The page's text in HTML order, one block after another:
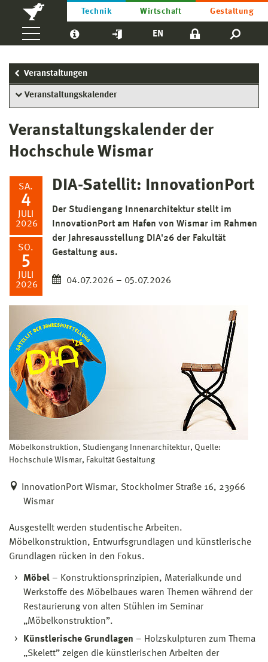
Technik Wirtschaft Gestaltung
EN
Veranstaltungen
Veranstaltungskalender
Veranstaltungskalender der
Hochschule Wismar
SA.
4
JULI
2026
SO.
5
JULI
2026
DIA-Satellit: InnovationPort
Möbelkonstruktion, Studiengang Innenarchitektur, Quelle:
Hochschule Wismar, Fakultät Gestaltung
Der Studiengang Innenarchitektur stellt im
InnovationPort am Hafen von Wismar im Rahmen
der Jahresausstellung DIA'26 der Fakultät
Gestaltung aus.
04.07.2026 – 05.07.2026
InnovationPort Wismar, Stockholmer Straße 16, 23966
Wismar
Ausgestellt werden studentische Arbeiten.
Möbelkonstruktion, Entwurfsgrundlagen und künstlerische
Grundlagen rücken in den Fokus.
Möbel – Konstruktionsprinzipien, Materialkunde und
Werkstoffe des Möbelbaues waren Themen während der
Restaurierung von alten Stühlen im Seminar
„Möbelkonstruktion”.
Künstlerische Grundlagen – Holzskulpturen zum Thema
„Skelett” zeigen die künstlerischen Arbeiten der